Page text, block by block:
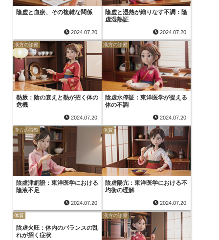
陰虚と血瘀、その複雑な関係
2024.07.20
陰虚と湿熱が織りなす不調：陰
虚湿熱証
2024.07.20
漢方の診察
熱厥：陰の衰えと熱が招く体の
危機
2024.07.20
漢方の診察
陰虚水停証：東洋医学が捉える
体の不調
2024.07.20
漢方の診察
陰虛津虧證：東洋医学における
陰液不足
2024.07.20
体質
陰虚陽亢：東洋医学における不
均衡の理解
2024.07.20
体質
陰虚火旺：体内のバランスの乱
れが招く症状
漢方の診察